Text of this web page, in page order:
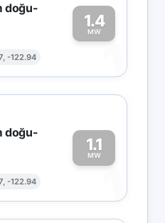
doğu-
-122.94
1.4
MW
1
doğu-
-122.94
1.1
MW
1